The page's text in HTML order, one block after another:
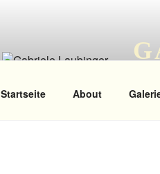
Startseite About